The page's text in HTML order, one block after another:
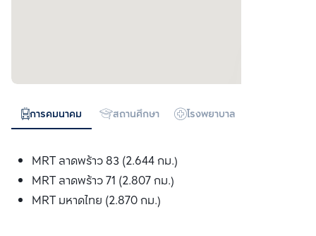
การคมนาคม สถานศึกษา โรงพยาบาล
MRT ลาดพร้าว 83 (2.644 กม.)
MRT ลาดพร้าว 71 (2.807 กม.)
MRT มหาดไทย (2.870 กม.)